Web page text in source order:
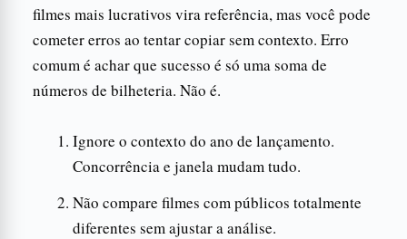
filmes mais lucrativos vira referência, mas você pode
cometer erros ao tentar copiar sem contexto. Erro
comum é achar que sucesso é só uma soma de
números de bilheteria. Não é.
Ignore o contexto do ano de lançamento.
Concorrência e janela mudam tudo.
Não compare filmes com públicos totalmente
diferentes sem ajustar a análise.